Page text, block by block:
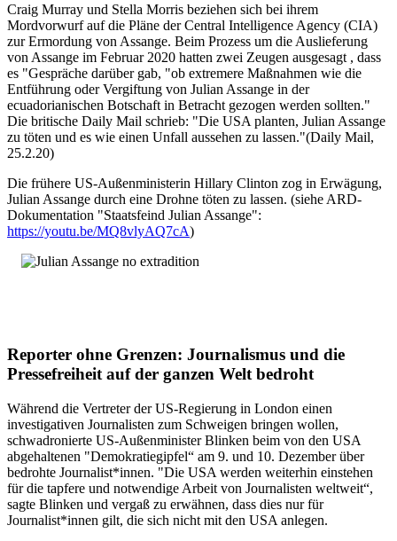
Craig Murray und Stella Morris beziehen sich bei ihrem
Mordvorwurf auf die Pläne der Central Intelligence Agency (CIA)
zur Ermordung von Assange. Beim Prozess um die Auslieferung
von Assange im Februar 2020 hatten zwei Zeugen ausgesagt , dass
es "Gespräche darüber gab, "ob extremere Maßnahmen wie die
Entführung oder Vergiftung von Julian Assange in der
ecuadorianischen Botschaft in Betracht gezogen werden sollten."
Die britische Daily Mail schrieb: "Die USA planten, Julian Assange
zu töten und es wie einen Unfall aussehen zu lassen."(Daily Mail,
25.2.20)
Die frühere US-Außenministerin Hillary Clinton zog in Erwägung,
Julian Assange durch eine Drohne töten zu lassen. (siehe ARD-
Dokumentation "Staatsfeind Julian Assange":
https://youtu.be/MQ8vlyAQ7cA)
Reporter ohne Grenzen: Journalismus und die
Pressefreiheit auf der ganzen Welt bedroht
Während die Vertreter der US-Regierung in London einen
investigativen Journalisten zum Schweigen bringen wollen,
schwadronierte US-Außenminister Blinken beim von den USA
abgehaltenen "Demokratiegipfel“ am 9. und 10. Dezember über
bedrohte Journalist*innen. "Die USA werden weiterhin einstehen
für die tapfere und notwendige Arbeit von Journalisten weltweit“,
sagte Blinken und vergaß zu erwähnen, dass dies nur für
Journalist*innen gilt, die sich nicht mit den USA anlegen.